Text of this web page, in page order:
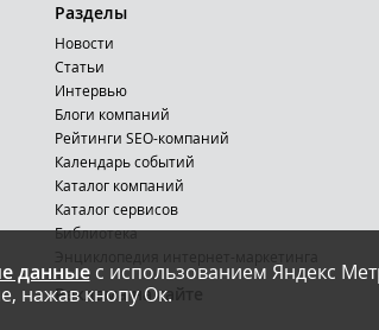
данныес использованием Яндекс
нажав кнопу Ок.
Разделы
Новости
Статьи
Интервью
Блоги компаний
Рейтинги SEO-компаний
Календарь событий
Каталог компаний
Каталог сервисов
Библиотека
Реклама на сайте